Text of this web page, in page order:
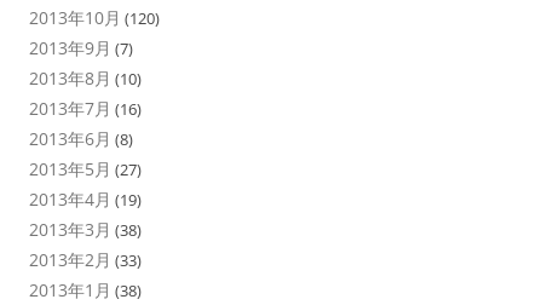
2013年10月 (120)
2013年9月 (7)
2013年8月 (10)
2013年7月 (16)
2013年6月 (8)
2013年5月 (27)
2013年4月 (19)
2013年3月 (38)
2013年2月 (33)
2013年1月 (38)